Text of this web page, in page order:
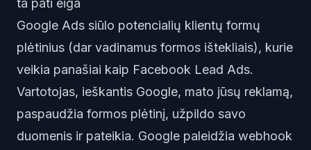
ta pati eiga
Google Ads siūlo potencialių klientų formų
plėtinius (dar vadinamus formos ištekliais), kurie
veikia panašiai kaip Facebook Lead Ads.
Vartotojas, ieškantis Google, mato jūsų reklamą,
paspaudžia formos plėtinį, užpildo savo
duomenis ir pateikia. Google paleidžia webhook